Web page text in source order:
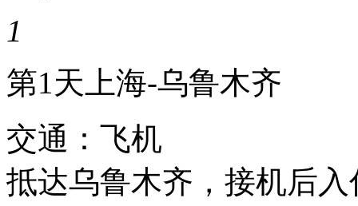
1
第1天 上海-乌鲁木齐
交通：飞机
抵达乌鲁木齐，接机后